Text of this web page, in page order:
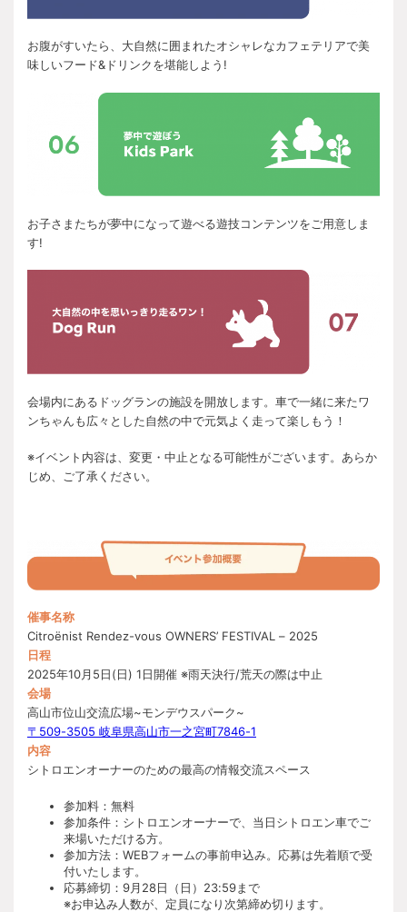
お腹がすいたら、大自然に囲まれたオシャレなカフェテリアで美
味しいフード&ドリンクを堪能しよう!
お子さまたちが夢中になって遊べる遊技コンテンツをご用意しま
す!
会場内にあるドッグランの施設を開放します。車で一緒に来たワ
ンちゃんも広々とした自然の中で元気よく走って楽しもう！
※イベント内容は、変更・中止となる可能性がございます。あらか
じめ、ご了承ください。
催事名称
Citroënist Rendez-vous OWNERS’ FESTIVAL – 2025
日程
2025年10月5日(日) 1日開催 ※雨天決行/荒天の際は中止
会場
高山市位山交流広場~モンデウスパーク~
〒509-3505 岐阜県高山市一之宮町7846-1
内容
シトロエンオーナーのための最高の情報交流スペース
参加料：無料
参加条件：シトロエンオーナーで、当日シトロエン車でご
来場いただける方。
参加方法：WEBフォームの事前申込み。応募は先着順で受
付いたします。
応募締切：9月28日（日）23:59まで
※お申込み人数が、定員になり次第締め切ります。